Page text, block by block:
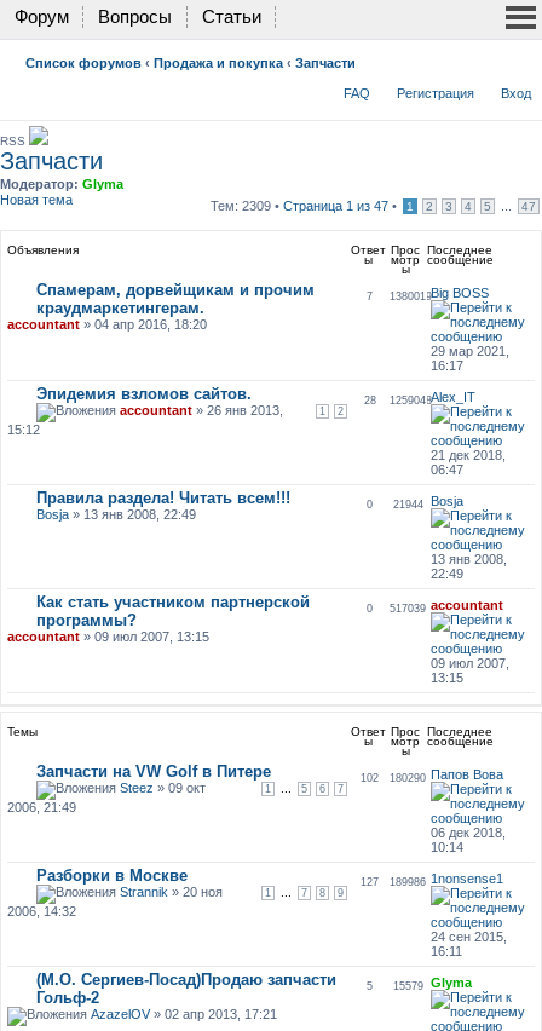
Форум Вопросы Статьи
Список форумов ‹ Продажа и покупка ‹ Запчасти
FAQ Регистрация Вход
RSS
Запчасти
Модератор: Glyma
Новая тема
Тем: 2309 • Страница 1 из 47 • 1 2 3 4 5 47
Объявления Ответ
ы
Прос
мотр
ы
Последнее
сообщение
Спамерам, дорвейщикам и прочим
краудмаркетингерам.
accountant» 04 апр 2016, 18:20
7 1380019Big BOSS
29 мар 2021,
16:17
Эпидемия взломов сайтов.
1 2
accountant» 26 янв 2013,
15:12
28 1259048Alex_IT
21 дек 2018,
06:47
Правила раздела! Читать всем!!!
Bosja» 13 янв 2008, 22:49
0 21944 Bosja
13 янв 2008,
22:49
Как стать участником партнерской
программы?
accountant» 09 июл 2007, 13:15
0 517039 accountant
09 июл 2007,
13:15
Темы Ответ
ы
Прос
мотр
ы
Последнее
сообщение
Запчасти на VW Golf в Питере
1 5 6 7
Steez » 09 окт
2006, 21:49
102 180290 Папов Вова
06 дек 2018,
10:14
Разборки в Москве
1 7 8 9
Strannik » 20 ноя
2006, 14:32
127 189986 1nonsense1
24 сен 2015,
16:11
(М.О. Сергиев-Посад)Продаю запчасти
Гольф-2
AzazelOV» 02 апр 2013, 17:21
5 15579 Glyma